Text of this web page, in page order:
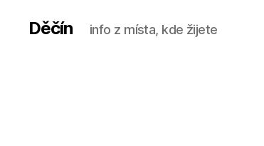
Děčín info z místa, kde žijete